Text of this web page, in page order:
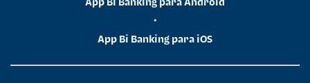
•
App Bi Banking para iOS